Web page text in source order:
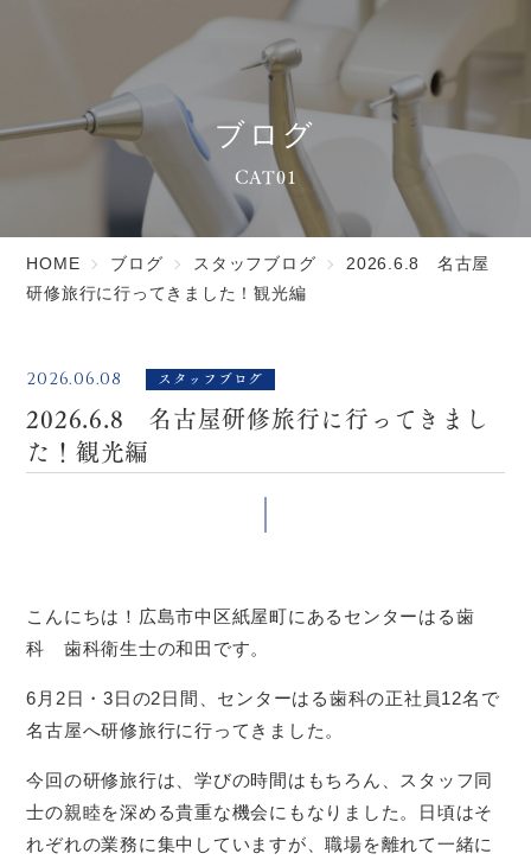
ブログ
CAT01
HOME ブログ スタッフブログ
2026.6.8 名古屋
研修旅行に行ってきました！観光編
2026.06.08 スタッフブログ
2026.6.8 名古屋研修旅行に行ってきまし
た！観光編
こんにちは！広島市中区紙屋町にあるセンターはる歯
科 歯科衛生士の和田です。
6月2日・3日の2日間、センターはる歯科の正社員12名で
名古屋へ研修旅行に行ってきました。
今回の研修旅行は、学びの時間はもちろん、スタッフ同
士の親睦を深める貴重な機会にもなりました。日頃はそ
れぞれの業務に集中していますが、職場を離れて一緒に